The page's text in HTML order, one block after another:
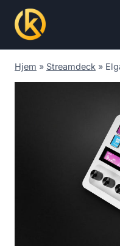
content
Hjem » Streamdeck »